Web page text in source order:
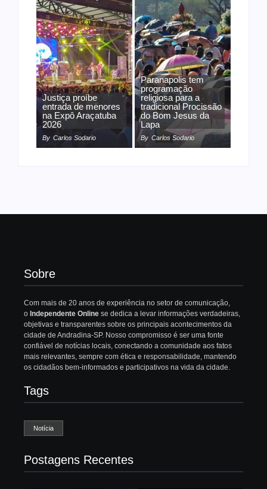
Justiça proíbe
entrada de menores
na Expô Araçatuba
2026
By Carlos Sodario
Paranapolis tem
programação
religiosa para a
tradicional Procissão
do Bom Jesus da
Lapa
By Carlos Sodario
Sobre
Com mais de 20 anos de experiência no setor de comunicação,
o Independente Online se dedica a levar informações verdadeiras,
objetivas e transparentes sobre os principais acontecimentos da
cidade de Andradina-SP. Nosso compromisso é ser uma fonte
confiável de notícias locais, conectando a comunidade aos fatos
mais relevantes, sempre com ética e responsabilidade, mantendo
os cidadãos bem-informados e participativos na vida da cidade.
Tags
Notícia
Postagens Recentes